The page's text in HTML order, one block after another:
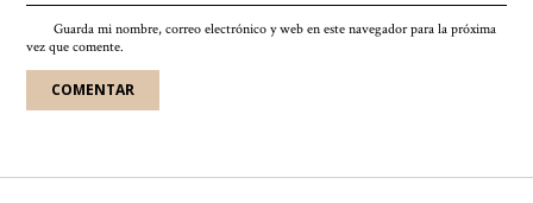
Guarda mi nombre, correo electrónico y web en este navegador para la próxima
vez que comente.